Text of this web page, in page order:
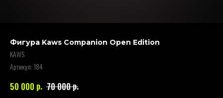
Фигура Kaws Companion Open Edition
KAWS
Артикул:184
50 000 р. 70 000р.